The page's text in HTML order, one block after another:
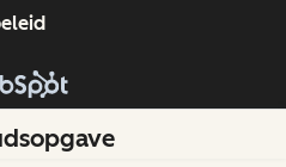
HubSpot, Inc.